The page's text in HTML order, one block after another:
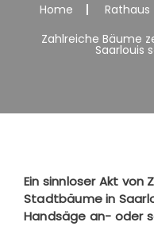
Home Rathaus
Zahlreiche Bäume
Saarlouis
Ein sinnloser Akt von
Stadtbäume in
Handsäge an- oder